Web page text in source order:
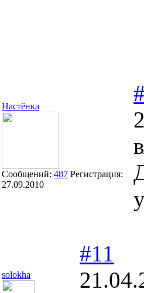
Настёнка
Сообщений: 487 Регистрация:
27.09.2010
solokha
#11